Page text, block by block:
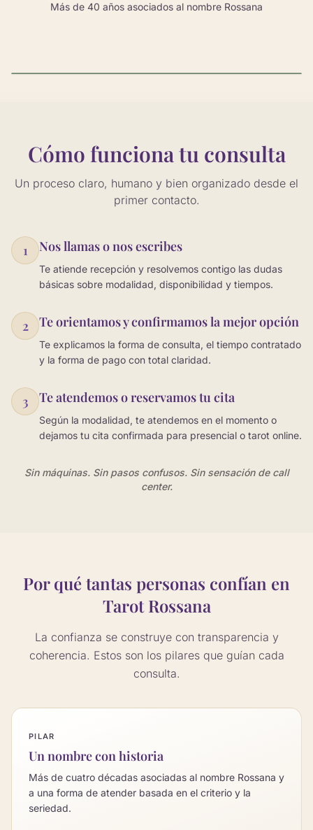
Más de 40 años asociados al nombre Rossana
Cómo funciona tu consulta
Un proceso claro, humano y bien organizado desde el
primer contacto.
1 Nos llamas o nos escribes
Te atiende recepción y resolvemos contigo las dudas
básicas sobre modalidad, disponibilidad y tiempos.
2 Te orientamos y confirmamos la mejor opción
Te explicamos la forma de consulta, el tiempo contratado
y la forma de pago con total claridad.
3 Te atendemos o reservamos tu cita
Según la modalidad, te atendemos en el momento o
dejamos tu cita confirmada para presencial o tarot online.
Sin máquinas. Sin pasos confusos. Sin sensación de call
center.
Por qué tantas personas confían en
Tarot Rossana
La confianza se construye con transparencia y
coherencia. Estos son los pilares que guían cada
consulta.
PILAR
Un nombre con historia
Más de cuatro décadas asociadas al nombre Rossana y
a una forma de atender basada en el criterio y la
seriedad.